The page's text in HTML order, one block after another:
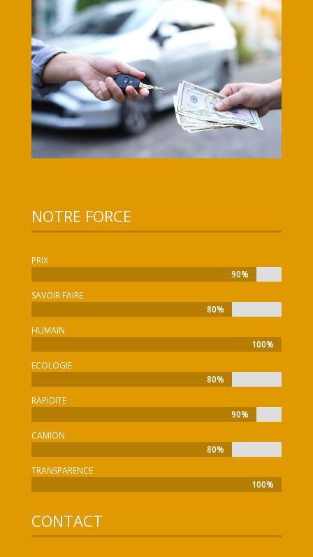
NOTRE FORCE
PRIX
90%
90%
SAVOIR FAIRE
80%
80%
HUMAIN
100%
100%
ECOLOGIE
80%
80%
RAPIDITE
90%
90%
CAMION
80%
80%
TRANSPARENCE
100%
100%
CONTACT